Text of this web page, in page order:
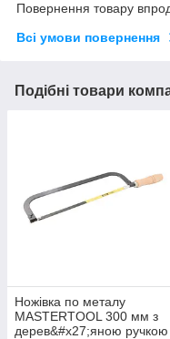
Повернення товару
Всі умови повернення
Подібні товари
Ножівка по металу
MASTERTOOL 300 мм з
дерев&#x27;яною ручкою